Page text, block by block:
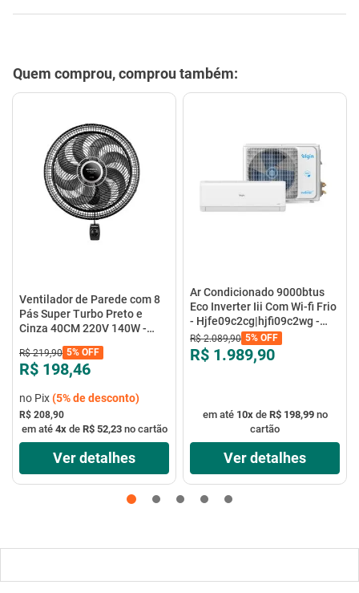
Quem comprou, comprou também:
Ventilador de Parede com 8
Pás Super Turbo Preto e
Cinza 40CM 220V 140W -
R$ 219,90 5% OFF
R$ 198,46
no Pix(5%de desconto)
R$ 208,90
em até 4xde R$ 52,23no cartão
Ver detalhes
Ar Condicionado 9000btus
Eco Inverter Iii Com Wi-fi Frio
- Hjfe09c2cg|hjfi09c2wg -
Elgin
R$ 2.089,90 5% OFF
R$ 1.989,90
em até 10xde R$ 198,99no
cartão
Ver detalhes